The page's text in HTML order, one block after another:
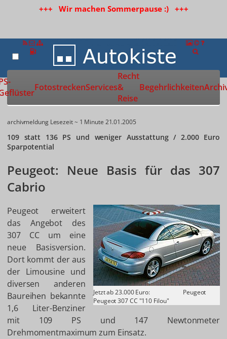
+++ Wir machen Sommerpause :) +++
Zur Startseite
FotostreckenServices
Recht
&
Reise
Begehrlichkeiten
archivmeldung Lesezeit ~ 1 Minute 21.01.2005
109 statt 136 PS und weniger Ausstattung / 2.000 Euro
Sparpotential
Peugeot: Neue Basis für das 307
Cabrio
Jetzt ab 23.000 Euro:
Peugeot
Peugeot 307 CC "110 Filou"
Peugeot erweitert
das Angebot des
307 CC um eine
neue Basisversion.
Dort kommt der aus
der Limousine und
diversen anderen
Baureihen bekannte
1,6 Liter-Benziner
mit 109 PS und 147 Newtonmeter
Drehmomentmaximum zum Einsatz.